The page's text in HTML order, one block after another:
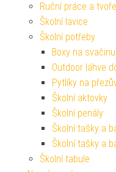
Ruční práce a
Školní lavice
Školní potřeby
Boxy na svačinu
Outdoor láhve
Pytlíky na
Školní aktovky
Školní penály
Školní tašky a
Školní tašky a
Školní tabule